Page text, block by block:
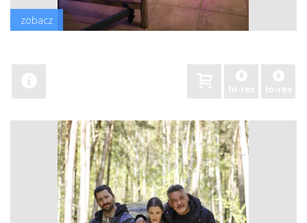
zobacz
hi-res lo-res